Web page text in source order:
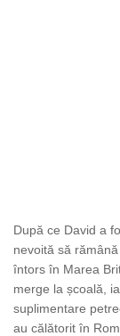
După ce David a
nevoită să
întors în Marea
merge la școală,
suplimentare
au călătorit în